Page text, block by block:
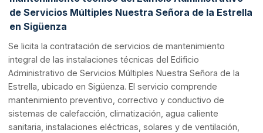
de Servicios Múltiples Nuestra Señora de la Estrella
en Sigüenza
Se licita la contratación de servicios de mantenimiento
integral de las instalaciones técnicas del Edificio
Administrativo de Servicios Múltiples Nuestra Señora de la
Estrella, ubicado en Sigüenza. El servicio comprende
mantenimiento preventivo, correctivo y conductivo de
sistemas de calefacción, climatización, agua caliente
sanitaria, instalaciones eléctricas, solares y de ventilación,